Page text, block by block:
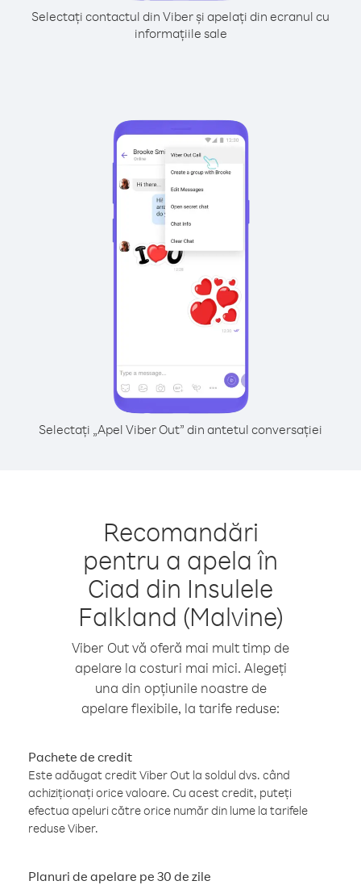
Selectați contactul din Viber și apelați din ecranul cu
informațiile sale
Selectați „Apel Viber Out” din antetul conversației
Recomandări
pentru a apela în
Ciad din Insulele
Falkland (Malvine)
Viber Out vă oferă mai mult timp de
apelare la costuri mai mici. Alegeți
una din opțiunile noastre de
apelare flexibile, la tarife reduse:
Pachete de credit
Este adăugat credit Viber Out la soldul dvs. când
achiziționați orice valoare. Cu acest credit, puteți
efectua apeluri către orice număr din lume la tarifele
reduse Viber.
Planuri de apelare pe 30 de zile